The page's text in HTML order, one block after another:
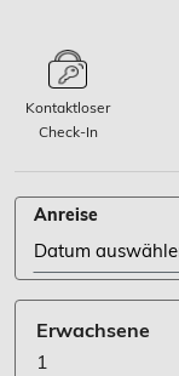
Kontaktloser
Check-In
Anreise
Anreise Datum
Erwachsene
1